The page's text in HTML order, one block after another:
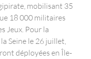
mobilisant 35
18 000 militaires
Jeux. Pour la
Seine le 26 juillet,
déployées en Île-